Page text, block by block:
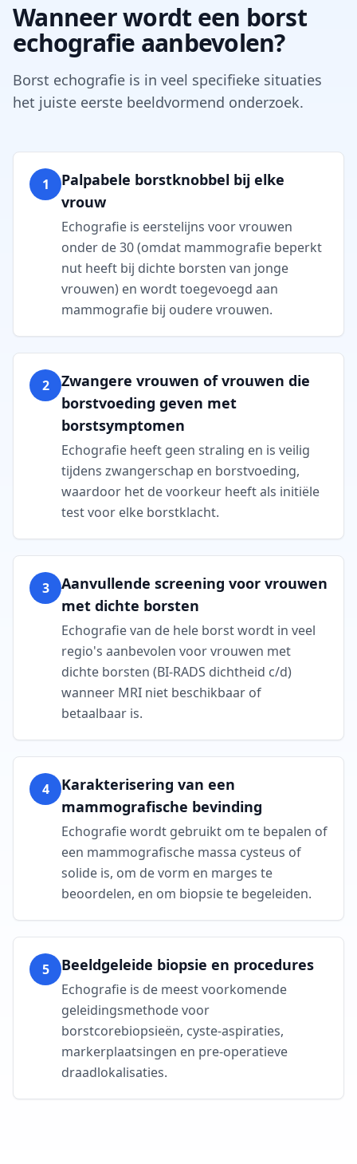
Wanneer wordt een borst
echografie aanbevolen?
Borst echografie is in veel specifieke situaties
het juiste eerste beeldvormend onderzoek.
1
Palpabele borstknobbel bij elke
vrouw
Echografie is eerstelijns voor vrouwen
onder de 30 (omdat mammografie beperkt
nut heeft bij dichte borsten van jonge
vrouwen) en wordt toegevoegd aan
mammografie bij oudere vrouwen.
2
Zwangere vrouwen of vrouwen die
borstvoeding geven met
borstsymptomen
Echografie heeft geen straling en is veilig
tijdens zwangerschap en borstvoeding,
waardoor het de voorkeur heeft als initiële
test voor elke borstklacht.
3
Aanvullende screening voor vrouwen
met dichte borsten
Echografie van de hele borst wordt in veel
regio's aanbevolen voor vrouwen met
dichte borsten (BI-RADS dichtheid c/d)
wanneer MRI niet beschikbaar of
betaalbaar is.
4
Karakterisering van een
mammografische bevinding
Echografie wordt gebruikt om te bepalen of
een mammografische massa cysteus of
solide is, om de vorm en marges te
beoordelen, en om biopsie te begeleiden.
5 Beeldgeleide biopsie en procedures
Echografie is de meest voorkomende
geleidingsmethode voor
borstcorebiopsieën, cyste-aspiraties,
markerplaatsingen en pre-operatieve
draadlokalisaties.